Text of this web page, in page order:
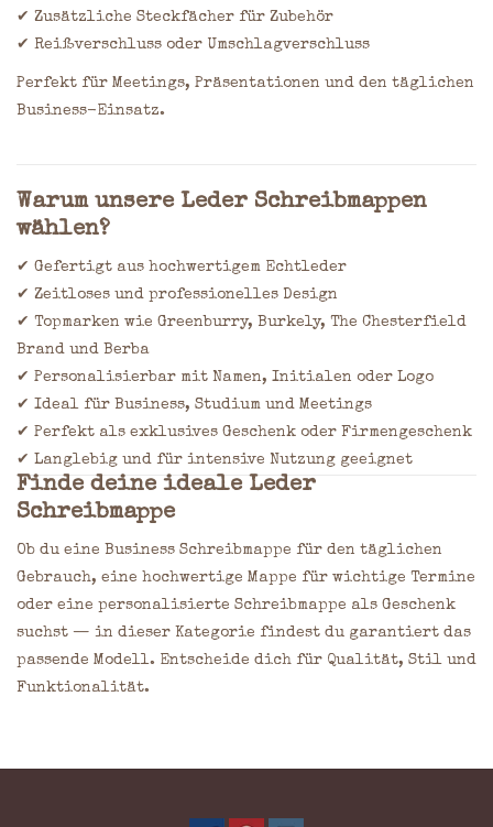
✔ Zusätzliche Steckfächer für Zubehör
✔ Reißverschluss oder Umschlagverschluss
Perfekt für Meetings, Präsentationen und den täglichen
Business-Einsatz.
Warum unsere Leder Schreibmappen
wählen?
✔ Gefertigt aus hochwertigem Echtleder
✔ Zeitloses und professionelles Design
✔ Topmarken wie Greenburry, Burkely, The Chesterfield
Brand und Berba
✔ Personalisierbar mit Namen, Initialen oder Logo
✔ Ideal für Business, Studium und Meetings
✔ Perfekt als exklusives Geschenk oder Firmengeschenk
✔ Langlebig und für intensive Nutzung geeignet
Finde deine ideale Leder
Schreibmappe
Ob du eine Business Schreibmappe für den täglichen
Gebrauch, eine hochwertige Mappe für wichtige Termine
oder eine personalisierte Schreibmappe als Geschenk
suchst — in dieser Kategorie findest du garantiert das
passende Modell. Entscheide dich für Qualität, Stil und
Funktionalität.